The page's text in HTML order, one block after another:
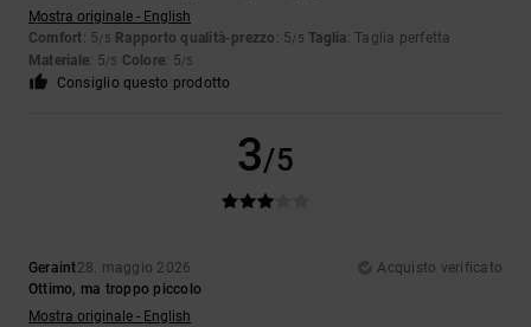
Mostra originale - English
Comfort: 5/5 Rapporto qualità-prezzo : 5/5 Taglia: Taglia perfetta
Materiale: 5/5 Colore: 5/5
Consiglio questo prodotto
3/5
Geraint28. maggio 2026
Acquisto verificato
Ottimo, ma troppo piccolo
Mostra originale - English